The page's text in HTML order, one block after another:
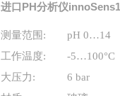
进口PH分析仪
测量范围 :
pH 0…14
工作温度:
-5…100°C
大压力:
6 bar